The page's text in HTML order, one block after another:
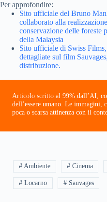
Per approfondire:
Sito ufficiale del Bruno
collaborato alla
conservazione delle
della Malaysia
Sito ufficiale di Swiss
dettagliate sul film
distribuzione.
Articolo scritto al 99% dall’AI,
dell’essere umano. Le immagini,
poca o scarsa attinenza con il
# Ambiente # Cinema
# Locarno # Sauvages